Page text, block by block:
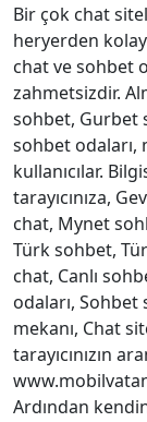
Bir çok chat
heryerden
chat ve sohbet
zahmetsizdir.
sohbet, Gurbet
sohbet
kullanıcılar.
tarayıcınıza,
chat, Mynet
Türk sohbet,
chat, Canlı
odaları,
mekanı, Chat
tarayıcınızın
Ardından